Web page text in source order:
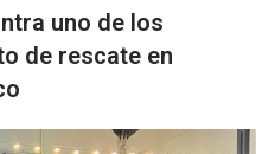
uno de los
de rescate en